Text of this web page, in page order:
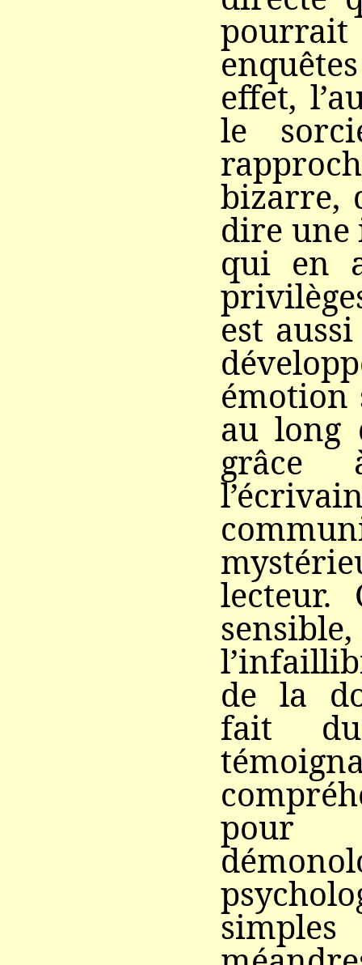
pourrait
effet,
le
bizarre,
dire
qui en
est
émotion
au long
grâce
lecteur.
de la
fait